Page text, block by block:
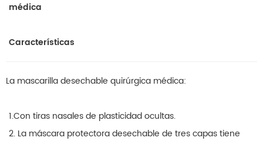
médica
Características
La mascarilla desechable quirúrgica médica:
1.Con tiras nasales de plasticidad ocultas.
2. La máscara protectora desechable de tres capas tiene